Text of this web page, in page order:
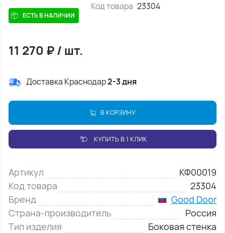
ЕСТЬ В НАЛИЧИИ
Код товара 23304
11 270 ₽/ шт.
Доставка Краснодар2-3 дня
В КОРЗИНУ
КУПИТЬ В 1 КЛИК
Артикул
КФ00019
Код товара
23304
Бренд
Good Door
Страна-производитель
Россия
Тип изделия
Боковая стенка